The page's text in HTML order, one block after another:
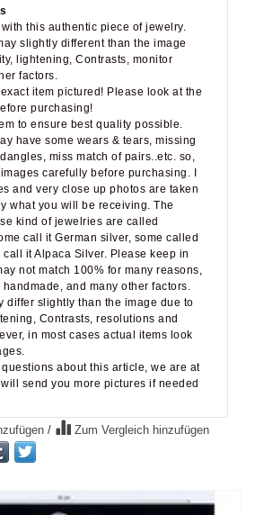
this authentic piece of jewelry.
slightly different than the image
lightening, Contrasts, monitor
factors.
item pictured! Please look at the
purchasing!
to ensure best quality possible.
have some wears & tears, missing
miss match of pairs..etc. so,
carefully before purchasing. I
and very close up photos are taken
what you will be receiving. The
kind of jewelries are called
call it German silver, some called
call it Alpaca Silver. Please keep in
not match 100% for many reasons,
and many other factors.
differ slightly than the image due to
Contrasts, resolutions and
in most cases actual items look
about this article, we are at
send you more pictures if needed
/ Zum Vergleich hinzufügen